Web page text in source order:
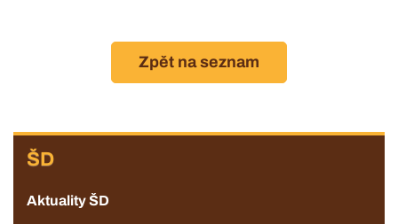
ZŠ
ŠD
Aktuality ŠD
Zpět na seznam